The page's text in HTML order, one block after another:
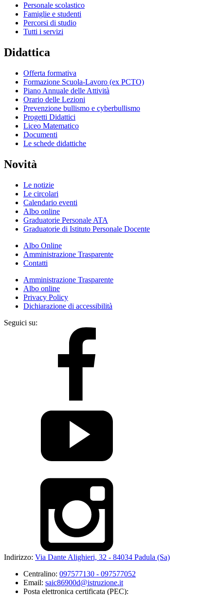
Personale scolastico
Famiglie e studenti
Percorsi di studio
Tutti i servizi
Didattica
Offerta formativa
Formazione Scuola-Lavoro (ex PCTO)
Piano Annuale delle Attività
Orario delle Lezioni
Prevenzione bullismo e cyberbullismo
Progetti Didattici
Liceo Matematico
Documenti
Le schede didattiche
Novità
Le notizie
Le circolari
Calendario eventi
Albo online
Graduatorie Personale ATA
Graduatorie di Istituto Personale Docente
Albo Online
Amministrazione Trasparente
Contatti
Amministrazione Trasparente
Albo online
Privacy Policy
Dichiarazione di accessibilità
Seguici su:
Indirizzo: Via Dante Alighieri, 32 - 84034 Padula (Sa)
Centralino: 097577130 - 097577052
Email: saic86900d@istruzione.it
Posta elettronica certificata (PEC):